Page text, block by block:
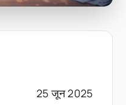
25 जून 2025